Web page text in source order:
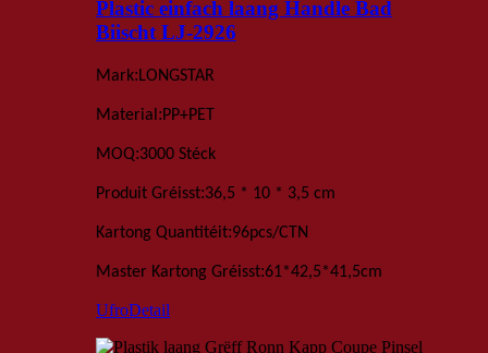
Plastic einfach laang Handle Bad
Biischt LJ-2926
Mark:LONGSTAR
Material :PP+PET
MOQ:3000 Stéck
Produit Gréisst:36,5 * 10 * 3,5 cm
Kartong Quantitéit:96pcs/CTN
Master Kartong Gréisst:61*42,5*41,5cm
UfroDetail